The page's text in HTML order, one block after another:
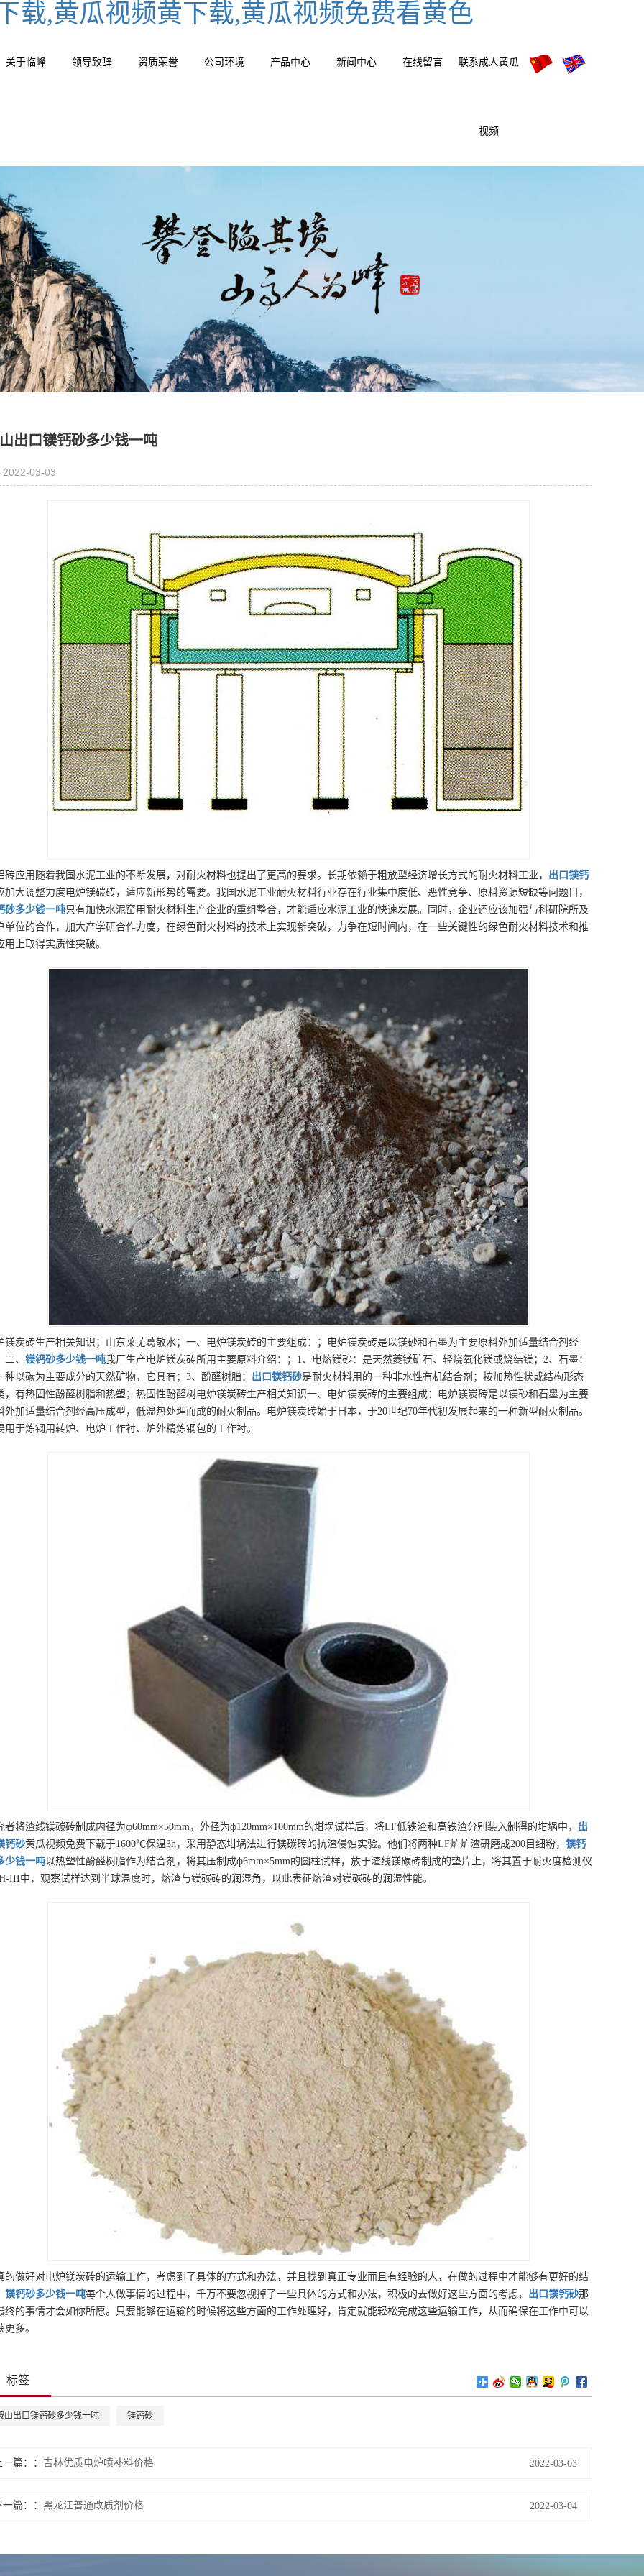
载,黄瓜视频黄下载,黄瓜视频免费看黄色
关于临峰 领导致辞 资质荣誉 公司环境 产品中心 新闻中心 在线留言 联系成人黄瓜
视频
出口镁钙砂多少钱一吨
2022-03-03
砖应用随着我国水泥工业的不断发展，对耐火材料也提出了更高的要求。长期依赖于粗放型经济增长方式的耐火材料工业， 出口镁钙
加大调整力度电炉镁碳砖，适应新形势的需要。我国水泥工业耐火材料行业存在行业集中度低、恶性竞争、原料资源短缺等问题目，
砂多少钱一吨只有加快水泥窑用耐火材料生产企业的重组整合，才能适应水泥工业的快速发展。同时，企业还应该加强与科研院所及
单位的合作，加大产学研合作力度，在绿色耐火材料的技术上实现新突破，力争在短时间内，在一些关键性的绿色耐火材料技术和推
用上取得实质性突破。
镁炭砖生产相关知识；山东莱芜葛敬水；一、电炉镁炭砖的主要组成：；电炉镁炭砖是以镁砂和石墨为主要原料外加适量结合剂经
二、 镁钙砂多少钱一吨我厂生产电炉镁炭砖所用主要原料介绍：；1、电熔镁砂：是天然菱镁矿石、轻烧氧化镁或烧结镁；2、石墨：
种以碳为主要成分的天然矿物，它具有；3、酚醛树脂： 出口镁钙砂是耐火材料用的一种非水性有机结合剂；按加热性状或结构形态
，有热固性酚醛树脂和热塑；热固性酚醛树电炉镁炭砖生产相关知识一、电炉镁炭砖的主要组成：电炉镁炭砖是以镁砂和石墨为主要
外加适量结合剂经高压成型，低温热处理而成的耐火制品。电炉镁炭砖始于日本，于20世纪70年代初发展起来的一种新型耐火制品。
用于炼钢用转炉、电炉工作衬、炉外精炼钢包的工作衬。
者将渣线镁碳砖制成内径为ф60mm×50mm，外径为ф120mm×100mm的坩埚试样后，将LF低铁渣和高铁渣分别装入制得的坩埚中， 出
钙砂黄瓜视频免费下载于1600℃保温3h，采用静态坩埚法进行镁碳砖的抗渣侵蚀实验。他们将两种LF炉炉渣研磨成200目细粉， 镁钙
少钱一吨以热塑性酚醛树脂作为结合剂，将其压制成ф6mm×5mm的圆柱试样，放于渣线镁碳砖制成的垫片上，将其置于耐火度检测仪
III中，观察试样达到半球温度时，熔渣与镁碳砖的润湿角，以此表征熔渣对镁碳砖的润湿性能。
的做好对电炉镁炭砖的运输工作，考虑到了具体的方式和办法，并且找到真正专业而且有经验的人，在做的过程中才能够有更好的结
镁钙砂多少钱一吨每个人做事情的过程中，千万不要忽视掉了一些具体的方式和办法，积极的去做好这些方面的考虑， 出口镁钙砂那
终的事情才会如你所愿。只要能够在运输的时候将这些方面的工作处理好，肯定就能轻松完成这些运输工作，从而确保在工作中可以
更多。
标签
山出口镁钙砂多少钱一吨 镁钙砂
一篇： 吉林优质电炉喷补料价格 2022-03-03
一篇： 黑龙江普通改质剂价格 2022-03-04